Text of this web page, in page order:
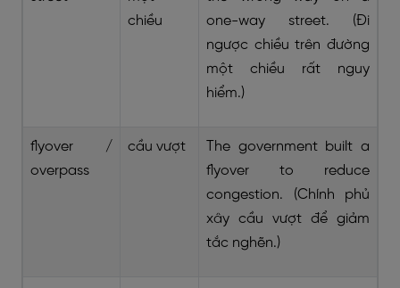
chiều
one-way street. (Đi
ngược chiều trên đường
một chiều rất nguy
hiểm.)
flyover /
overpass
cầu vượt
The government built a
flyover to reduce
congestion. (Chính phủ
xây cầu vượt để giảm
tắc nghẽn.)